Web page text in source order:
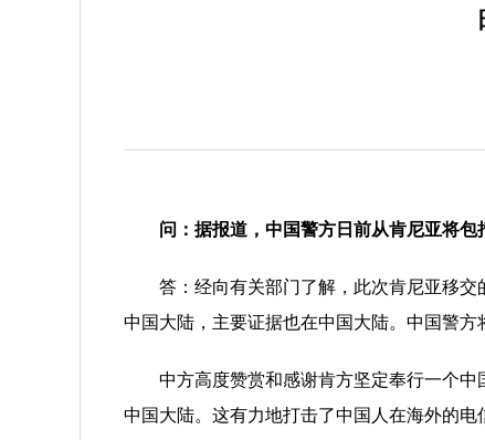
问：据报道，中国警方日前从肯尼亚将包
答：经向有关部门了解，此次肯尼亚移交
中国大陆，主要证据也在中国大陆。中国警方
中方高度赞赏和感谢肯方坚定奉行一个中国
中国大陆。这有力地打击了中国人在海外的电